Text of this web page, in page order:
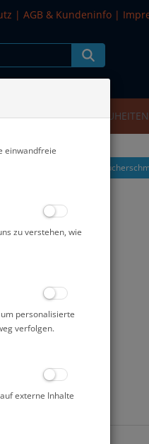
| AGB & Kundeninfo |
NEUHEITEN
Alle Artikel zeigen aus:
#
ist auf Lager
einwandfreie
zu verstehen, wie
personalisierte
verfolgen.
externe Inhalte